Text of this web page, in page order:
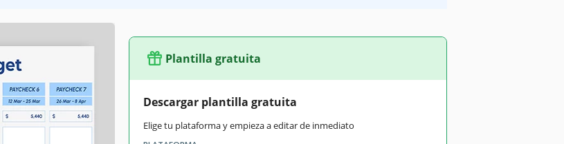
Plantilla gratuita
Descargar plantilla gratuita
Elige tu plataforma y empieza a editar de inmediato